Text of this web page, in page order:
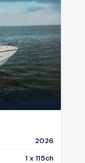
2026
1 x 115ch